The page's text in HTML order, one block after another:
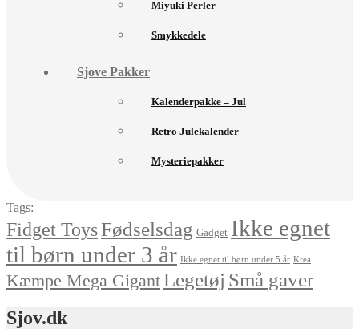
Miyuki Perler
Smykkedele
Sjove Pakker
Kalenderpakke – Jul
Retro Julekalender
Mysteriepakker
Tags:
Fidget ToysFødselsdag Gadget Ikke egnet
til børn under 3 år Ikke egnet til børn under 5 år Krea
Kæmpe Mega GigantLegetøj Små gaver
Sjov.dk